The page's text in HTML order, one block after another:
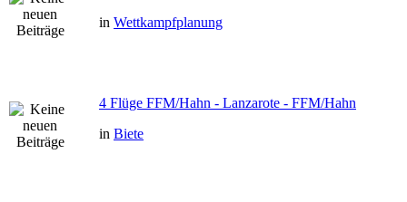
in Wettkampfplanung
4 Flüge FFM/Hahn - Lanzarote - FFM/Hahn
in Biete